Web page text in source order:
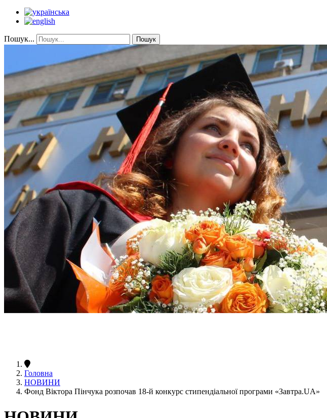
Пошук... Пошук
Головна
НОВИНИ
Фонд Віктора Пінчука розпочав 18-й конкурс стипендіальної програми «Завтра.UA»